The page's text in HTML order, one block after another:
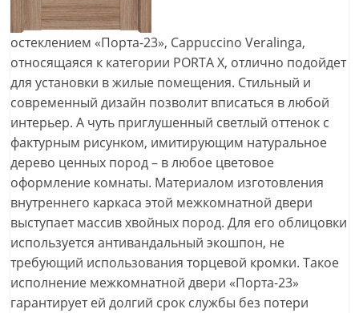
остеклением «Порта-23», Cappuccino Veralinga,
относящаяся к категории PORTA Х, отлично подойдет
для установки в жилые помещения. Стильный и
современный дизайн позволит вписаться в любой
интерьер. А чуть приглушенный светлый оттенок с
фактурным рисунком, имитирующим натуральное
дерево ценных пород – в любое цветовое
оформление комнаты. Материалом изготовления
внутреннего каркаса этой межкомнатной двери
выступает массив хвойных пород. Для его облицовки
используется антивандальный экошпон, не
требующий использования торцевой кромки. Такое
исполнение межкомнатной двери «Порта-23»
гарантирует ей долгий срок службы без потери